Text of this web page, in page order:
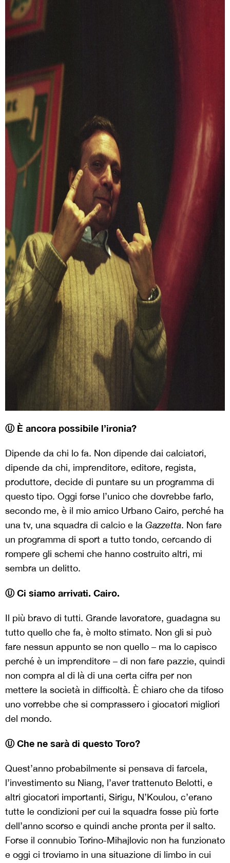
Ⓤ È ancora possibile l’ironia?
Dipende da chi lo fa. Non dipende dai calciatori,
dipende da chi, imprenditore, editore, regista,
produttore, decide di puntare su un programma di
questo tipo. Oggi forse l’unico che dovrebbe farlo,
secondo me, è il mio amico Urbano Cairo, perché ha
una tv, una squadra di calcio e la Gazzetta. Non fare
un programma di sport a tutto tondo, cercando di
rompere gli schemi che hanno costruito altri, mi
sembra un delitto.
Ⓤ Ci siamo arrivati. Cairo.
Il più bravo di tutti. Grande lavoratore, guadagna su
tutto quello che fa, è molto stimato. Non gli si può
fare nessun appunto se non quello – ma lo capisco
perché è un imprenditore – di non fare pazzie, quindi
non compra al di là di una certa cifra per non
mettere la società in difficoltà. È chiaro che da tifoso
uno vorrebbe che si comprassero i giocatori migliori
del mondo.
Ⓤ Che ne sarà di questo Toro?
Quest’anno probabilmente si pensava di farcela,
l’investimento su Niang, l’aver trattenuto Belotti, e
altri giocatori importanti, Sirigu, N’Koulou, c’erano
tutte le condizioni per cui la squadra fosse più forte
dell’anno scorso e quindi anche pronta per il salto.
Forse il connubio Torino-Mihajlovic non ha funzionato
e oggi ci troviamo in una situazione di limbo in cui